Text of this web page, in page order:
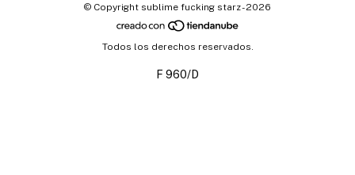
© Copyright sublime fucking starz - 2026
Todos los derechos reservados.
F 960/D